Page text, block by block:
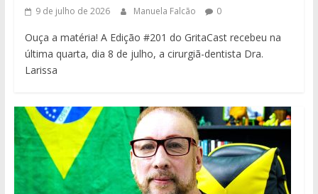
9 de julho de 2026 Manuela Falcão 0
Ouça a matéria! A Edição #201 do GritaCast recebeu na
última quarta, dia 8 de julho, a cirurgiã-dentista Dra.
Larissa